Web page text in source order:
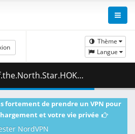
Thème
Langue
DL.DUAL.DDP2.0.H.264.MSubs-ToonsHub.mkv.004 ( 428.95 MB )
fortement de prendre un VPN pour
et votre vie privée
NordVPN